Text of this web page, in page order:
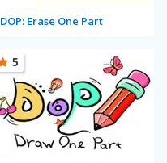
DOP: Erase One Part
5